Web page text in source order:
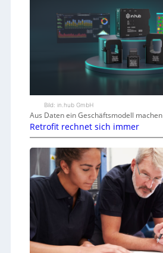
Bild: in.hub GmbH
Aus Daten ein Geschäftsmodell machen
Retrofit rechnet sich immer